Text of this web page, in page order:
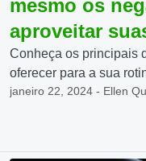
mesmo os
aproveitar
Conheça os principais
oferecer para a sua
janeiro 22, 2024 - Ellen